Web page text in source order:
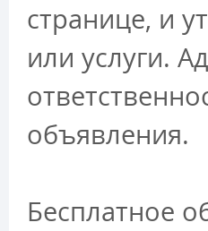
странице, и
или услуги.
объявления.
Бесплатное